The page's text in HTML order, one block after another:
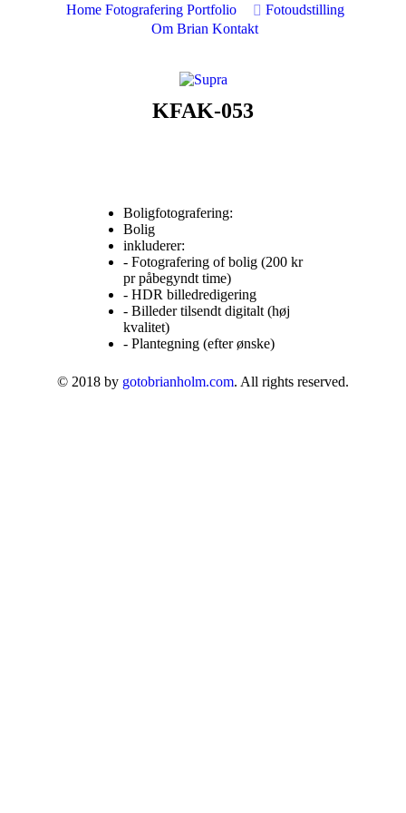
Home Fotografering Portfolio
Fotoudstilling
Om Brian Kontakt
KFAK-053
Boligfotografering:
Bolig
inkluderer:
- Fotografering of bolig (200 kr
pr påbegyndt time)
- HDR billedredigering
- Billeder tilsendt digitalt (høj
kvalitet)
- Plantegning (efter ønske)
© 2018 by gotobrianholm.com. All rights reserved.